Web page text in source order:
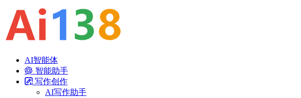
AI智能体
智能助手
写作创作
AI写作助手